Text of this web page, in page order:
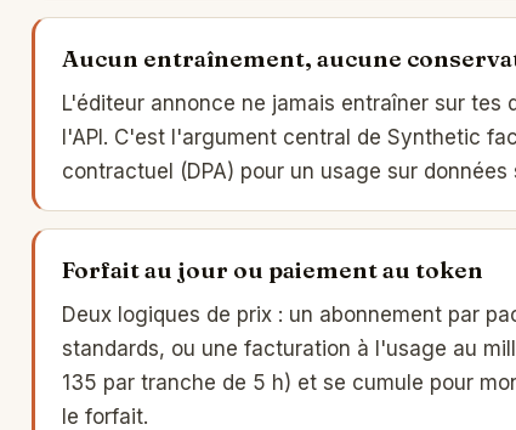
Aucun entraînement, aucune
L'éditeur annonce ne jamais entraîner sur
l'API. C'est l'argument central de Synthetic
contractuel (DPA) pour un usage sur données
Forfait au jour ou paiement au token
Deux logiques de prix : un abonnement par
standards, ou une facturation à l'usage au
135 par tranche de 5 h) et se cumule pour
le forfait.